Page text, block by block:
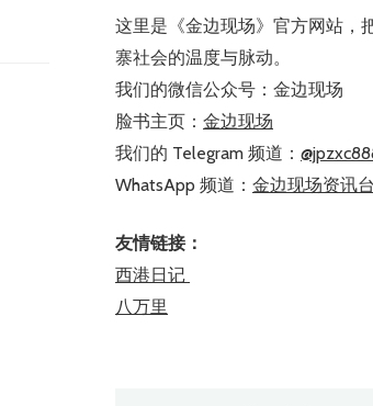
这里是《金边现场》官方网站，
寨社会的温度与脉动。
我们的微信公众号：金边现场
脸书主页： 金边现场
我们的 Telegram 频道：
WhatsApp 频道： 金边现场资讯台
友情链接：
西港日记
八万里